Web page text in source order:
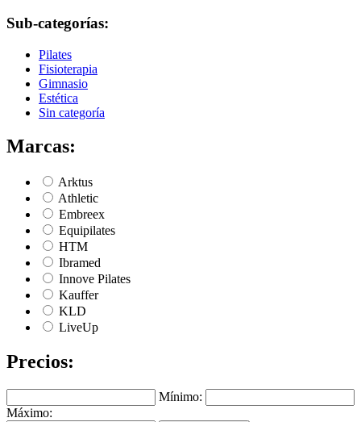
Sub-categorías:
Pilates
Fisioterapia
Gimnasio
Estética
Sin categoría
Marcas:
Arktus
Athletic
Embreex
Equipilates
HTM
Ibramed
Innove Pilates
Kauffer
KLD
LiveUp
Precios:
Mínimo:
Máximo: